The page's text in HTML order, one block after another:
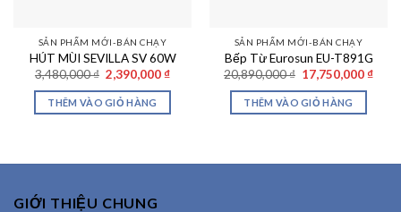
SẢN PHẨM MỚI-BÁN CHẠY
HÚT MÙI SEVILLA SV 60W
3,480,000₫ Giá
gốc
là:
3,480,000 ₫.
2,390,000 ₫Giá
THÊM VÀO GIỎ HÀNG
SẢN PHẨM MỚI-BÁN CHẠY
Bếp Từ Eurosun EU-T891G
20,890,000₫ Giá
gốc
là:
20,890,000 ₫.
17,750,000 ₫Giá
THÊM VÀO GIỎ HÀNG
GIỚI THIỆU CHUNG